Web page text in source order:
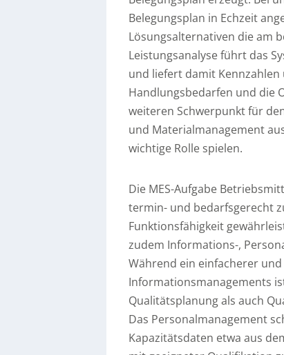
Belegungsplan in Echzeit
Lösungsalternativen die am
Leistungsanalyse führt das
und liefert damit
Handlungsbedarfen und die
weiteren Schwerpunkt für
und Materialmanagement
wichtige Rolle spielen.
Die MES-Aufgabe
termin- und bedarfsgerecht
Funktionsfähigkeit
zudem Informations-,
Während ein einfacherer
Informationsmanagements
Qualitätsplanung als auch
Das Personalmanagement
Kapazitätsdaten etwa aus